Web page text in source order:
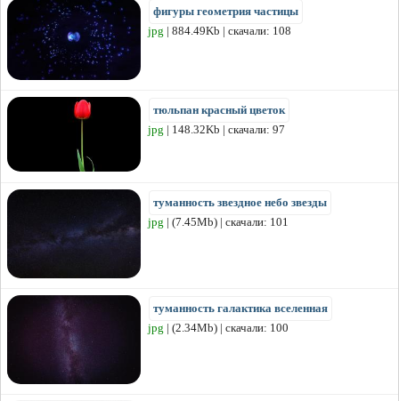
фигуры геометрия частицы
jpg | 884.49Kb | скачали: 108
тюльпан красный цветок
jpg | 148.32Kb | скачали: 97
туманность звездное небо звезды
jpg | (7.45Mb) | скачали: 101
туманность галактика вселенная
jpg | (2.34Mb) | скачали: 100